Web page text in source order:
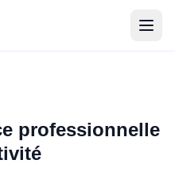
professionnelle